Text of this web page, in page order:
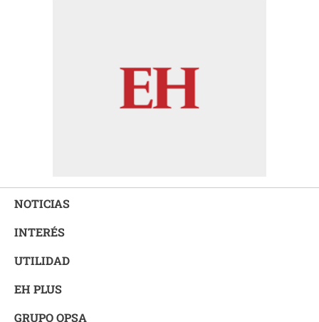
NOTICIAS
INTERÉS
UTILIDAD
EH PLUS
GRUPO OPSA